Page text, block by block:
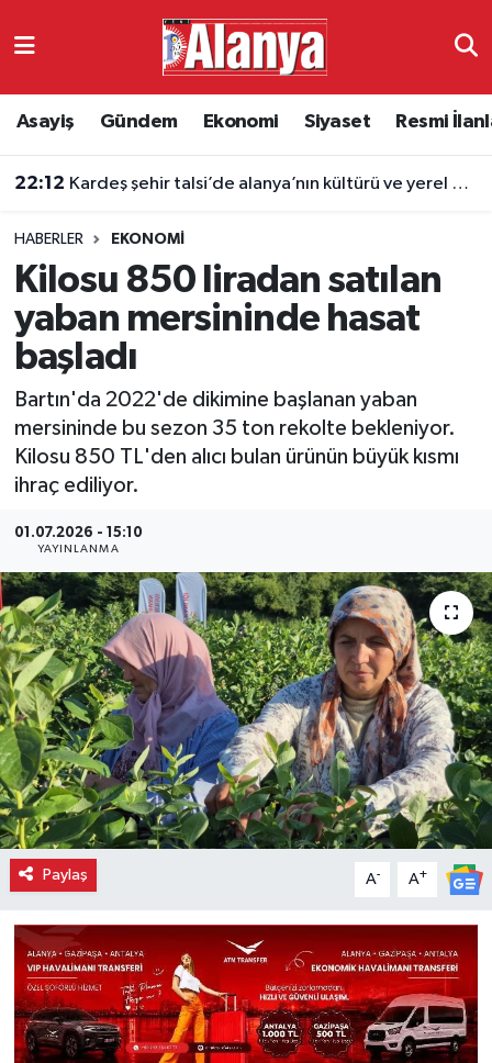
Asayiş Gündem Ekonomi Siyaset Resmi
22:12 Kardeş şehir talsi’de alanya’nın kültürü ve yerel değerleri tanıtıldı
HABERLER EKONOMI
Kilosu 850 liradan satılan
yaban mersininde hasat
başladı
Bartın'da 2022'de dikimine başlanan yaban
mersininde bu sezon 35 ton rekolte bekleniyor.
Kilosu 850 TL'den alıcı bulan ürünün büyük kısmı
ihraç ediliyor.
01.07.2026 - 15:10
YAYINLANMA
Paylaş A- A+
Ekonomi
Resmi İlanlar
Alanyaspor
Turizm
E-Gazete
Antalya Namaz Vakitleri
Süper Lig Puan Durumu ve Fikstür
Tüm Manşetler
Son Dakika Haberleri
Haber Arşivi